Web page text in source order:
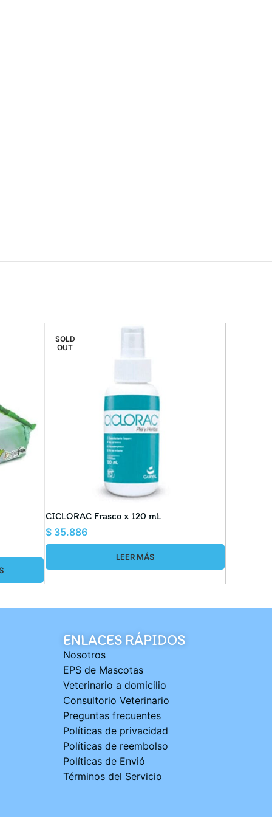
SOLD
OUT
CICLORAC Frasco x 120 mL
$ 35.886
LEER MÁS
ENLACES RÁPIDOS
Nosotros
EPS de Mascotas
Veterinario a domicilio
Consultorio Veterinario
Preguntas frecuentes
Políticas de privacidad
Políticas de reembolso
Políticas de Envió
Términos del Servicio